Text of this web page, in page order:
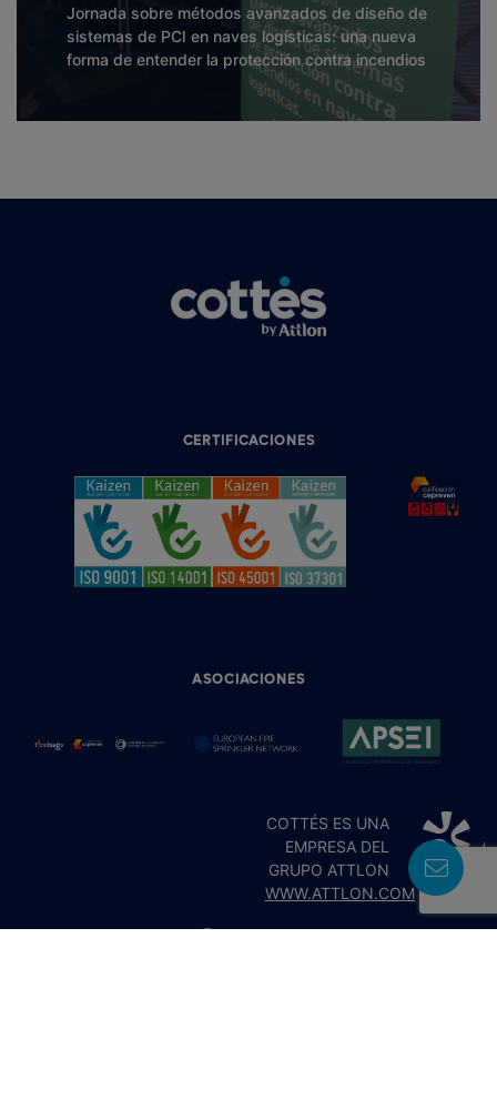
Jornada sobre métodos avanzados de diseño de
sistemas de PCI en naves logísticas: una nueva
forma de entender la protección contra incendios
CERTIFICACIONES
ASOCIACIONES
COTTÉS ES UNA
EMPRESA DEL
GRUPO ATTLON
WWW.ATTLON.COM